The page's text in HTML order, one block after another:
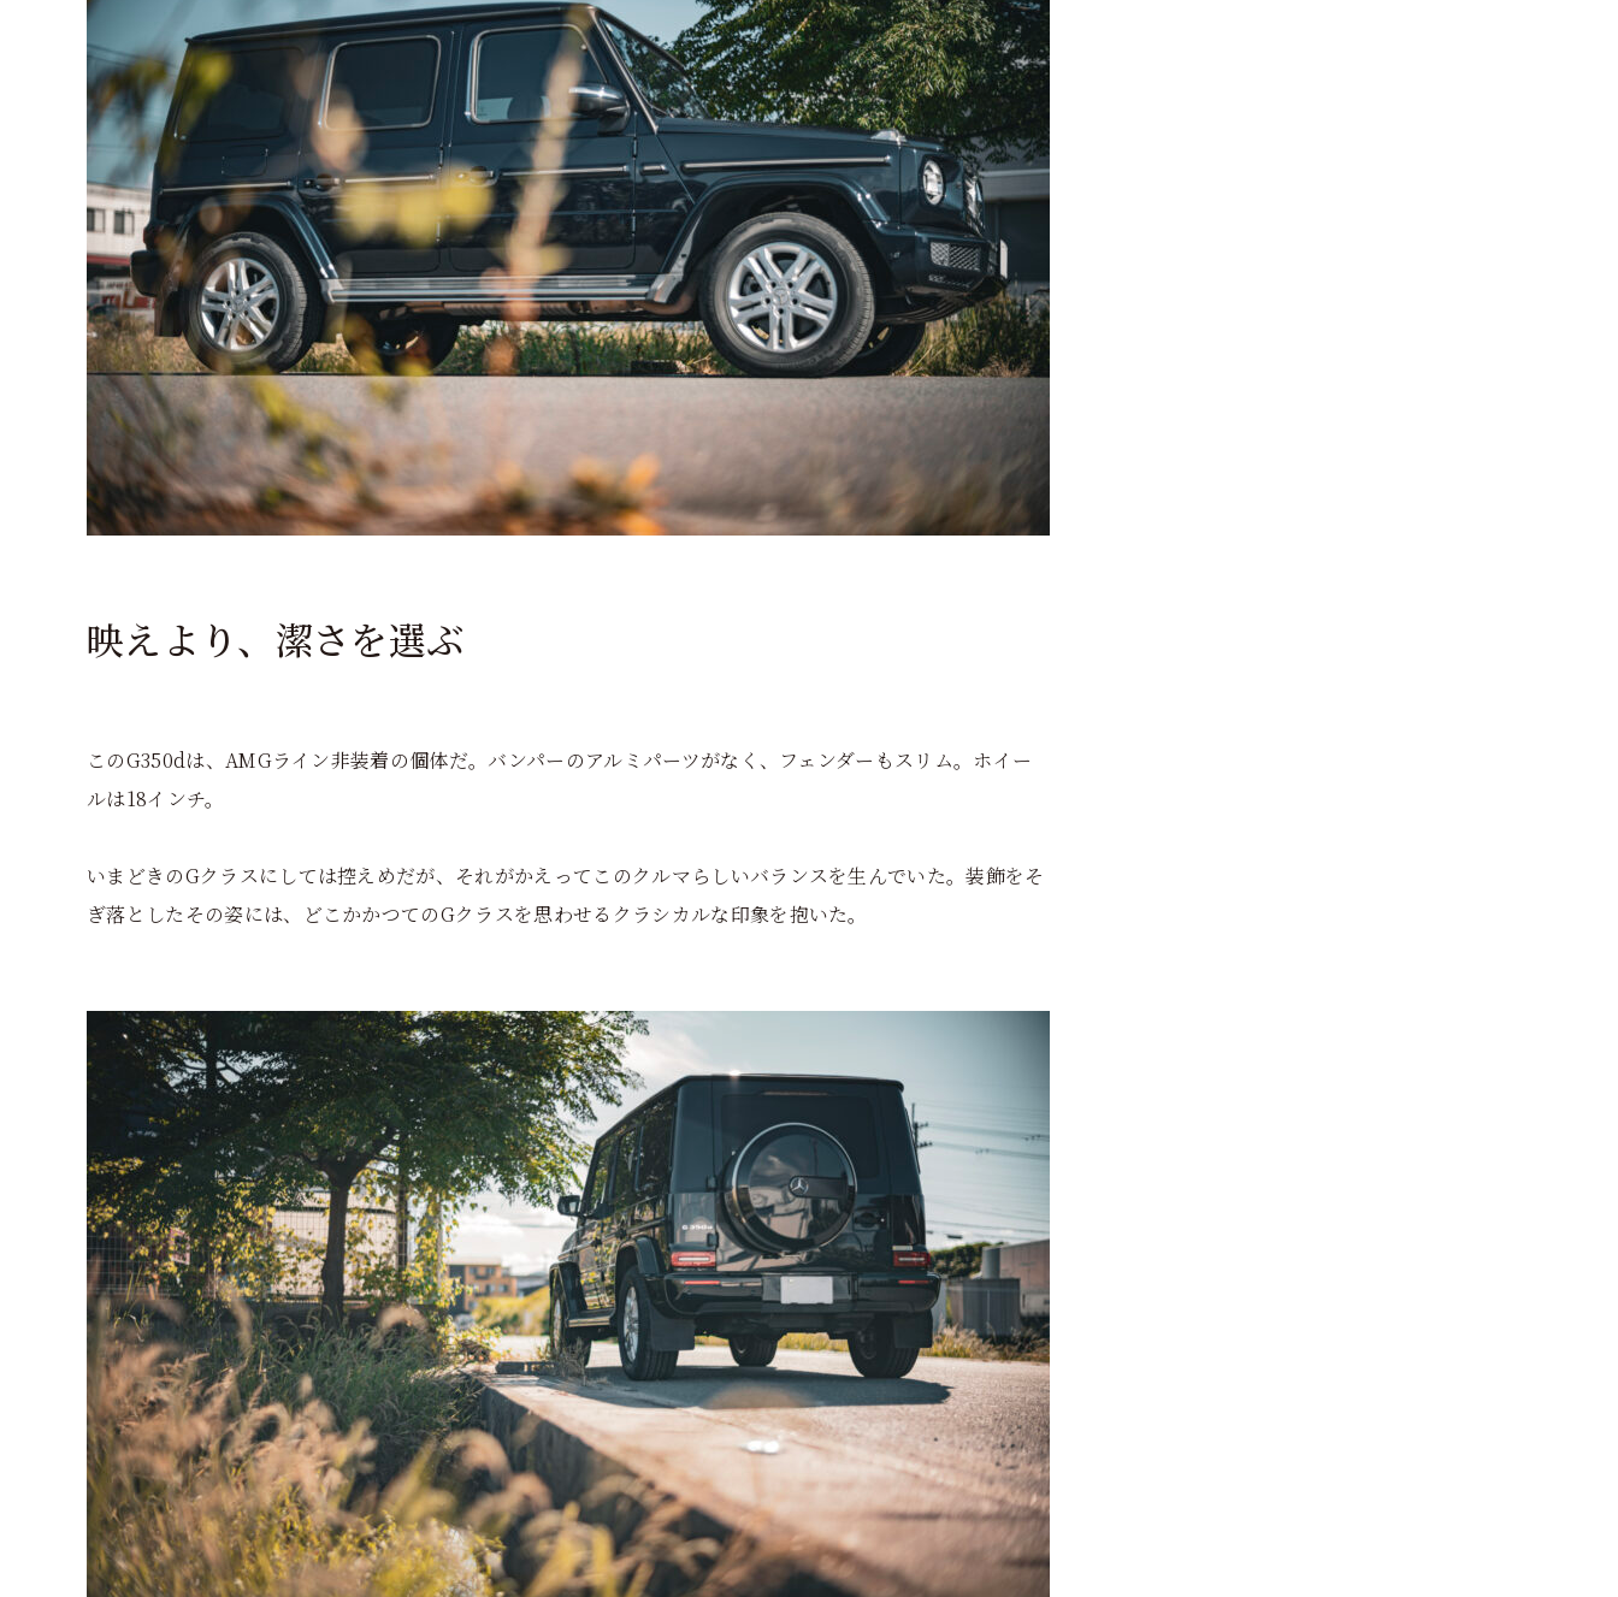
映えより、潔さを選ぶ
このG350dは、AMGライン非装着の個体だ。バンパーのアルミパーツがなく、フェンダーもスリム。ホイー
ルは18インチ。
いまどきのGクラスにしては控えめだが、それがかえってこのクルマらしいバランスを生んでいた。装飾をそ
ぎ落としたその姿には、どこかかつてのGクラスを思わせるクラシカルな印象を抱いた。